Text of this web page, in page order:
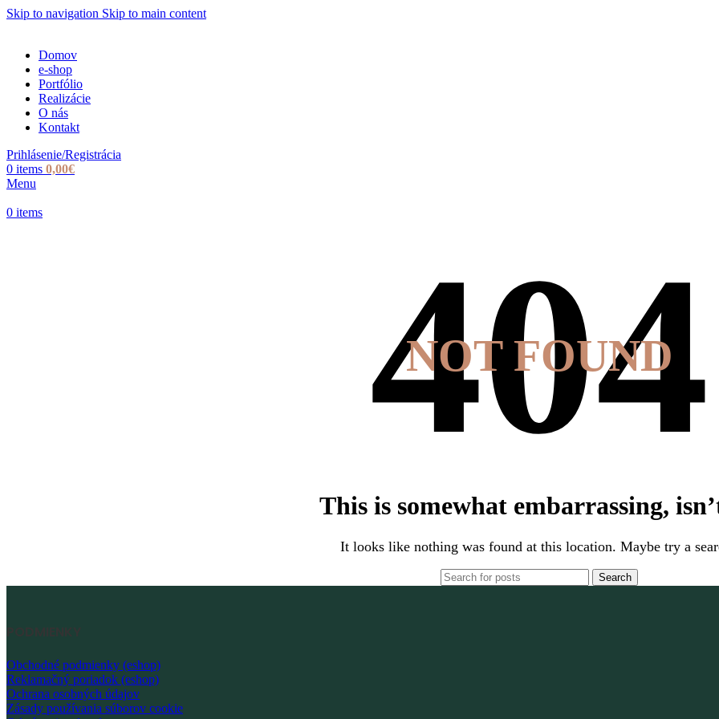
Skip to navigation Skip to main content
Domov
e-shop
Portfólio
Realizácie
O nás
Kontakt
Prihlásenie/Registrácia
0 items 0,00€
Menu
0 items
NOT FOUND
This is somewhat embarrassing,
It looks like nothing was found at this location. Maybe try a
Search
PODMIENKY
Obchodné podmienky (eshop)
Reklamačný poriadok (eshop)
Ochrana osobných údajov
Zásady používania súborov cookie